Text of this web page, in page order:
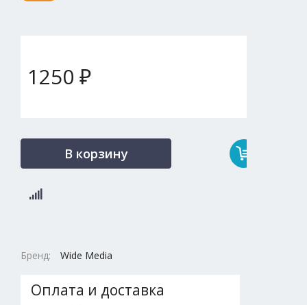
1250 ₽
В корзину
Бренд: Wide Media
Оплата и доставка